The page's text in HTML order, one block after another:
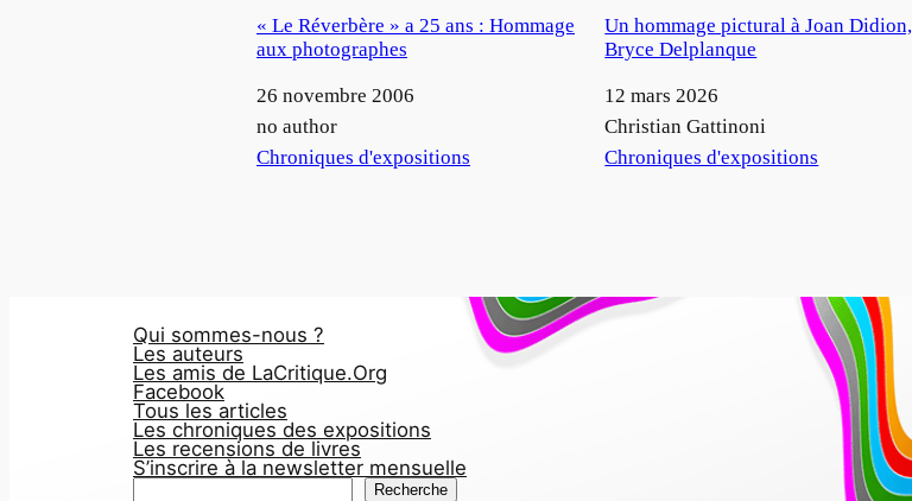
« Le Réverbère » a 25 ans : Hommage
aux photographes
Date
26 novembre 2006
Auteur
no author
Par rapport à
Chroniques d'expositions
Un hommage pictural à Joan Didion,
Bryce Delplanque
Date
12 mars 2026
Auteur
Christian Gattinoni
Par rapport à
Chroniques d'expositions
Qui sommes-nous ?
Les auteurs
Les amis de LaCritique.Org
Facebook
Tous les articles
Les chroniques des expositions
Les recensions de livres
S’inscrire à la newsletter mensuelle
Recherche